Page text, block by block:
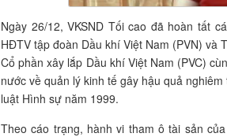
Ngày 26/12, VKSND Tối cao đã hoàn tất
HĐTV tập đoàn Dầu khí Việt Nam (PVN) và
Cổ phần xây lắp Dầu khí Việt Nam (PVC)
nước về quản lý kinh tế gây hậu quả
luật Hình sự năm 1999.
Theo cáo trạng, hành vi tham ô tài sản